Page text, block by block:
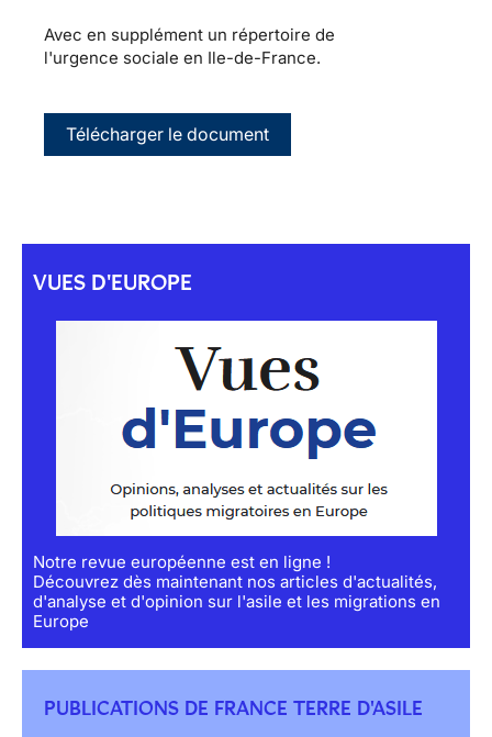
Avec en supplément un répertoire de
l'urgence sociale en Ile-de-France.
Télécharger le document
VUES D'EUROPE
Notre revue européenne est en ligne !
Découvrez dès maintenant nos articles d'actualités,
d'analyse et d'opinion sur l'asile et les migrations en
Europe
PUBLICATIONS DE FRANCE TERRE D'ASILE